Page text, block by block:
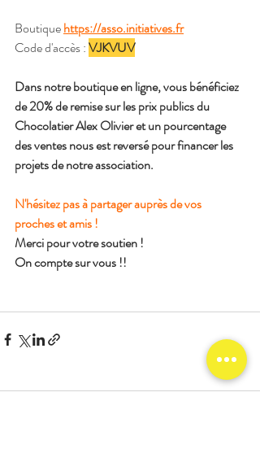
Boutiquehttps://asso.initiatives.fr
Code d'accès : VJKVUV
Dans notre boutique en ligne, vous bénéficiez
de 20% de remise sur les prix publics du
Chocolatier Alex Olivier et un pourcentage
des ventes nous est reversé pour financer les
projets de notre association.
N'hésitez pas à partager auprès de vos
proches et amis !
Merci pour votre soutien !
On compte sur vous !!